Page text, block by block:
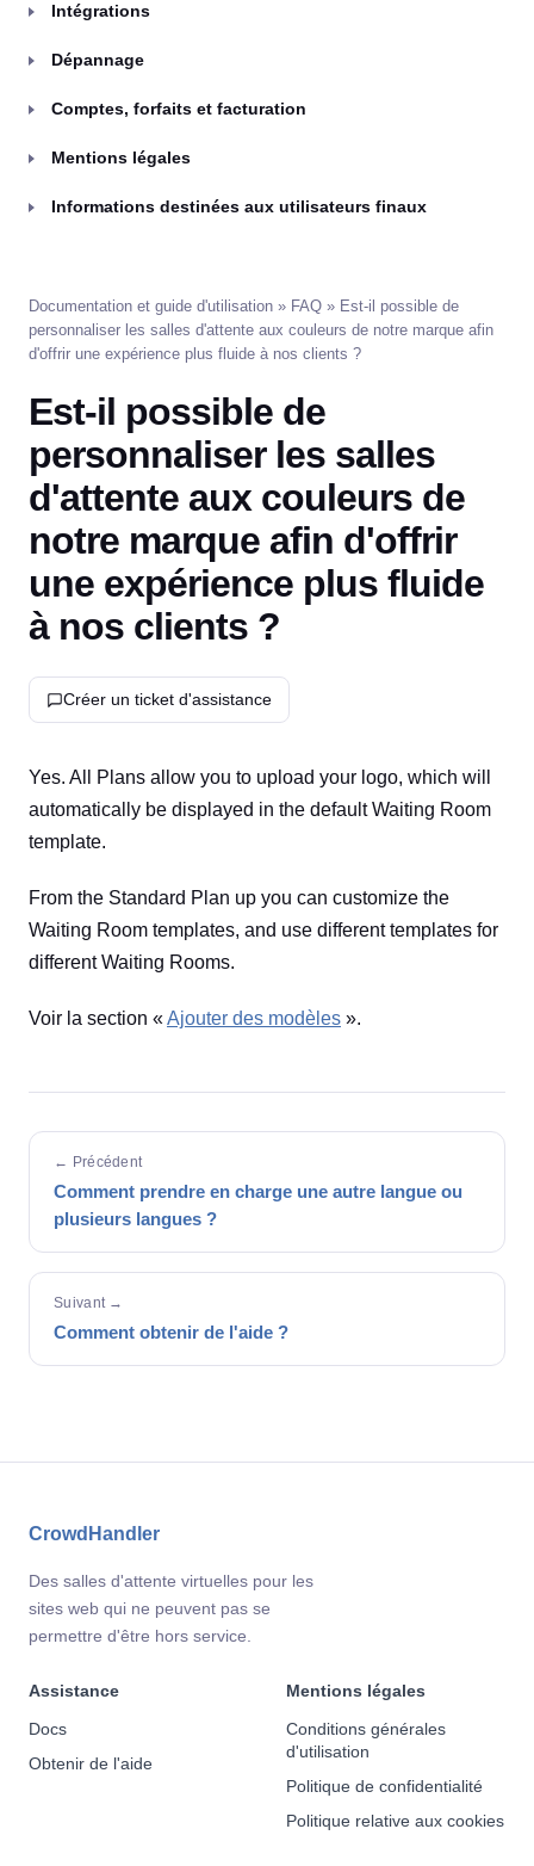
Intégrations
Dépannage
Comptes, forfaits et facturation
Mentions légales
Informations destinées aux utilisateurs finaux
Documentation et guide d'utilisation » FAQ » Est-il possible de
personnaliser les salles d'attente aux couleurs de notre marque afin
d'offrir une expérience plus fluide à nos clients ?
Est-il possible de
personnaliser les salles
d'attente aux couleurs de
notre marque afin d'offrir
une expérience plus fluide
à nos clients ?
Créer un ticket d'assistance
Yes. All Plans allow you to upload your logo, which will
automatically be displayed in the default Waiting Room
template.
From the Standard Plan up you can customize the
Waiting Room templates, and use different templates for
different Waiting Rooms.
Voir la section «Ajouter des modèles ».
← Précédent
Comment prendre en charge une autre langue ou
plusieurs langues ?
Suivant →
Comment obtenir de l'aide ?
CrowdHandler
Des salles d'attente virtuelles pour les
sites web qui ne peuvent pas se
permettre d'être hors service.
Assistance
Docs
Obtenir de l'aide
Mentions légales
Conditions générales
d'utilisation
Politique de confidentialité
Politique relative aux cookies